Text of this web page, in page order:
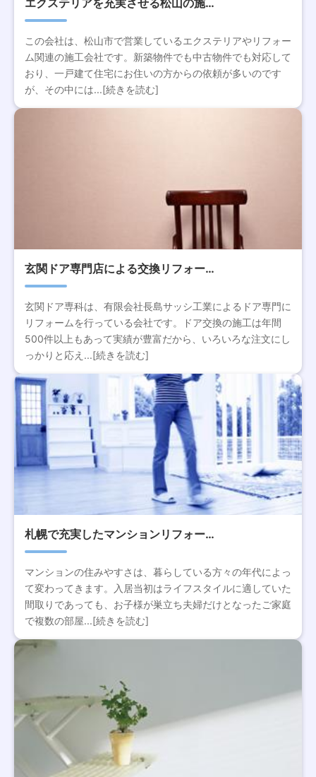
エクステリアを充実させる松山の施…
この会社は、松山市で営業しているエクステリアやリフォー
ム関連の施工会社です。新築物件でも中古物件でも対応して
おり、一戸建て住宅にお住いの方からの依頼が多いのです
が、その中には...[続きを読む]
玄関ドア専門店による交換リフォー…
玄関ドア専科は、有限会社長島サッシ工業によるドア専門に
リフォームを行っている会社です。ドア交換の施工は年間
500件以上もあって実績が豊富だから、いろいろな注文にし
っかりと応え...[続きを読む]
札幌で充実したマンションリフォー…
マンションの住みやすさは、暮らしている方々の年代によっ
て変わってきます。入居当初はライフスタイルに適していた
間取りであっても、お子様が巣立ち夫婦だけとなったご家庭
で複数の部屋...[続きを読む]